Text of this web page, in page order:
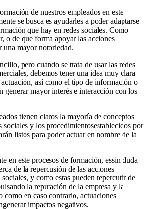
de nuestros empleados en este
se busca es ayudarles a poder adaptarse
que hay en redes sociales. Como
o de que forma apoyar las acciones
una mayor notoriedad.
pero cuando se trata de usar las redes
debemos tener una idea muy clara
así como el tipo de información o
generar mayor interés e interacción con los
tienen claros la mayoría de conceptos
sociales y los procedimientosestablecidos por
listos para poder actuar en nombre de la
en este procesos de formación, essin duda
de la repercusión de las acciones
sociales, y como estas pueden repercutir de
la reputación de la empresa y la
como en caso contrario, actuaciones
impactos negativos.